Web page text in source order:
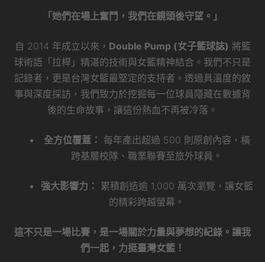
「她們在場上奮鬥，我們在鏡頭後守望。」
自 2014 年成立以來， Double Pump (女子籃球誌) 將籃
球術語「拉桿」精湛的技術與女籃精神結合。我們不只是
記錄者，更是台灣女籃最堅定的支持者。透過具溫度的敘
事與深度採訪，我們致力於挖掘每一位球員隱藏在數據背
後的生命故事，讓這份熱血不再被冷落。
全方位覆蓋： 每年產出超過 500 則原創內容，橫
跨基層校隊、職業聯賽至旅外球員。
強大影響力：
累積創造逾 1,000 萬次瀏覽，讓女籃
的精彩跨越螢幕。
這不只是一場比賽，是一場關於力量與夢想的紀錄。讓我
們一起，力挺臺灣女籃！